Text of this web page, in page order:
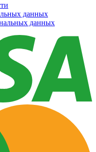
данных
данных